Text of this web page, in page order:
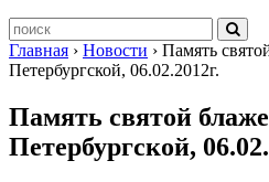
Главная › Новости › Память
Петербургской, 06.02.2012г.
Память святой
Петербургской,